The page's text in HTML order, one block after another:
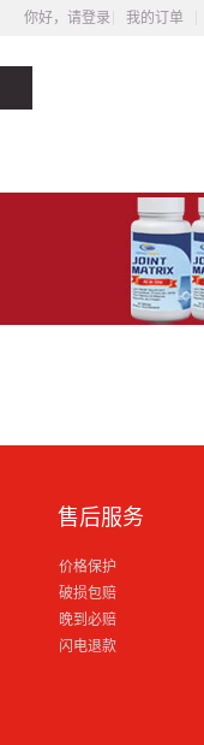
你好，请登录 我的订单
售后服务
价格保护
破损包赔
晚到必赔
闪电退款